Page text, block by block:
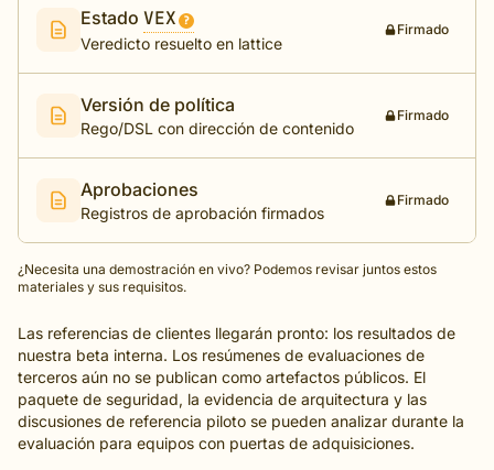
Estado VEX ?
Veredicto resuelto en lattice
Firmado
Versión de política
Rego/DSL con dirección de contenido
Firmado
Aprobaciones
Registros de aprobación firmados
Firmado
¿Necesita una demostración en vivo? Podemos revisar juntos estos
materiales y sus requisitos.
Las referencias de clientes llegarán pronto: los resultados de
nuestra beta interna. Los resúmenes de evaluaciones de
terceros aún no se publican como artefactos públicos. El
paquete de seguridad, la evidencia de arquitectura y las
discusiones de referencia piloto se pueden analizar durante la
evaluación para equipos con puertas de adquisiciones.